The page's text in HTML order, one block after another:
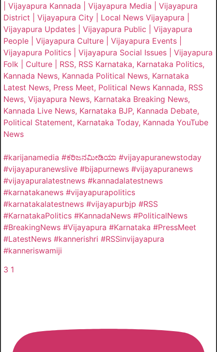
| Vijayapura Kannada | Vijayapura Media | Vijayapura
District | Vijayapura City | Local News Vijayapura |
Vijayapura Updates | Vijayapura Public | Vijayapura
People | Vijayapura Culture | Vijayapura Events |
Vijayapura Politics | Vijayapura Social Issues | Vijayapura
Folk | Culture | RSS, RSS Karnataka, Karnataka Politics,
Kannada News, Kannada Political News, Karnataka
Latest News, Press Meet, Political News Kannada, RSS
News, Vijayapura News, Karnataka Breaking News,
Kannada Live News, Karnataka BJP, Kannada Debate,
Political Statement, Karnataka Today, Kannada YouTube
News
#karijanamedia #ಕರಿಜನಮೀಡಿಯಾ #vijayapuranewstoday
#vijayapuranewslive #bijapurnews #vijayapuranews
#vijayapuralatestnews #kannadalatestnews
#karnatakanews #vijayapurapolitics
#karnatakalatestnews #vijayapurbjp #RSS
#KarnatakaPolitics #KannadaNews #PoliticalNews
#BreakingNews #Vijayapura #Karnataka #PressMeet
#LatestNews #kannerishri #RSSinvijayapura
#kanneriswamiji
3 1